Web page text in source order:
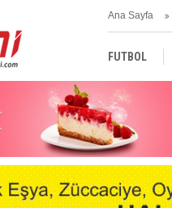
Ana Sayfa
FUTBOL
TÜRKİYE